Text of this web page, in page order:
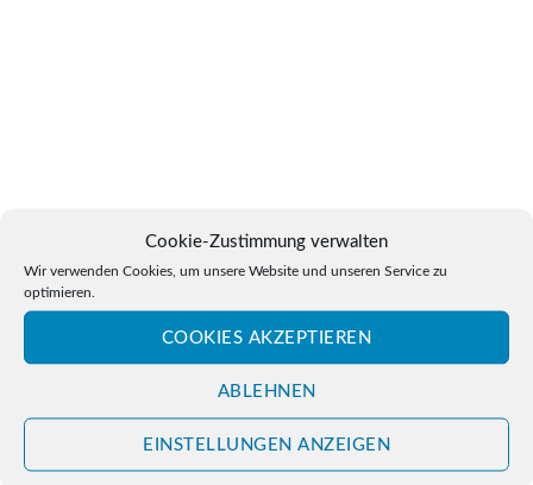
Cookie-Zustimmung verwalten
Wir verwenden Cookies, um unsere Website und unseren Service zu
optimieren.
COOKIES AKZEPTIEREN
ABLEHNEN
EINSTELLUNGEN ANZEIGEN
Beitragsnavigation
„Denk Mal Am Fastentuch“ Am 21. Juni 2023